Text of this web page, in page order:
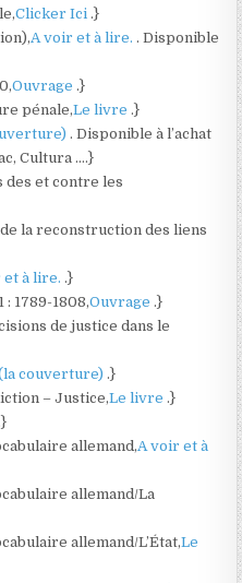
Clicker Ici.}
A voir et à lire.. Disponible
Ouvrage.}
pénale,Le livre.}
. Disponible à l’achat
Cultura ….}
des et contre les
la reconstruction des liens
et à lire..}
: 1789-1808,Ouvrage.}
de justice dans le
couverture).}
– Justice,Le livre.}
allemand,A voir et à
allemand/La
allemand/L’État,Le